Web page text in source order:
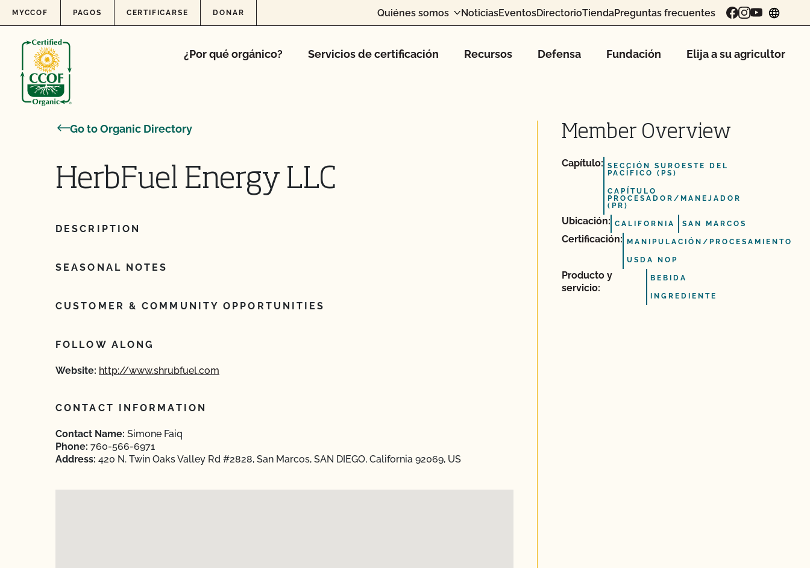
Skip to content
MYCCOF PAGOS CERTIFICARSE DONAR Quiénes somos NoticiasEventosDirectorioTiendaPreguntas frecuentes
¿Por qué orgánico? Servicios de certificación Recursos Defensa Fundación Elija a su agricultor
Go to Organic Directory
HerbFuel Energy LLC
DESCRIPTION
SEASONAL NOTES
CUSTOMER & COMMUNITY OPPORTUNITIES
FOLLOW ALONG
Website: http://www.shrubfuel.com
CONTACT INFORMATION
Contact Name: Simone Faiq
Phone: 760-566-6971
Address: 420 N. Twin Oaks Valley Rd #2828, San Marcos, SAN DIEGO, California 92069, US
Member Overview
Capítulo: SECCIÓN SUROESTE DEL
PACÍFICO (PS)
CAPÍTULO
PROCESADOR/MANEJADOR
(PR)
Ubicación: CALIFORNIA SAN MARCOS
Certificación: MANIPULACIÓN/PROCESAMIENTO
USDA NOP
Producto y
servicio:
BEBIDA
INGREDIENTE